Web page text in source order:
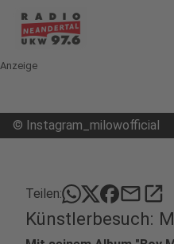
Anzeige
© Instagram_milowofficial
Teilen: mailopen_in_new
Künstlerbesuch: